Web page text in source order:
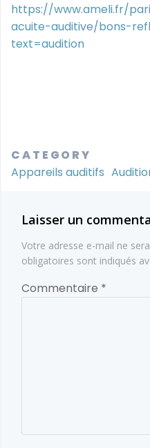
https://www.ameli.fr/
acuite-auditive/bons-
text=audition
CATEGORY
Appareils auditifs
Laisser un
Votre adresse e-mail ne
obligatoires sont indiqués
Commentaire *